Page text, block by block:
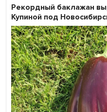
Рекордный баклажан
Купиной под